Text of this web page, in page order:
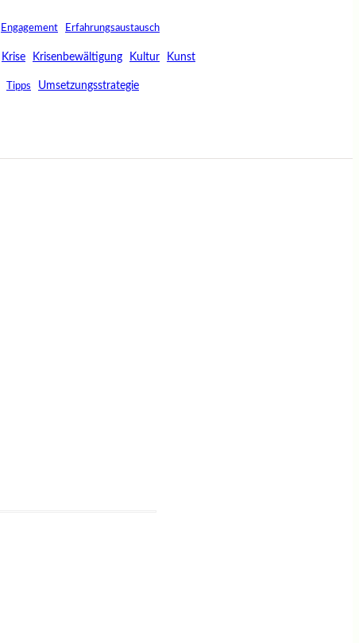
Engagement Erfahrungsaustausch
Krise Krisenbewältigung Kultur Kunst
Tipps Umsetzungsstrategie